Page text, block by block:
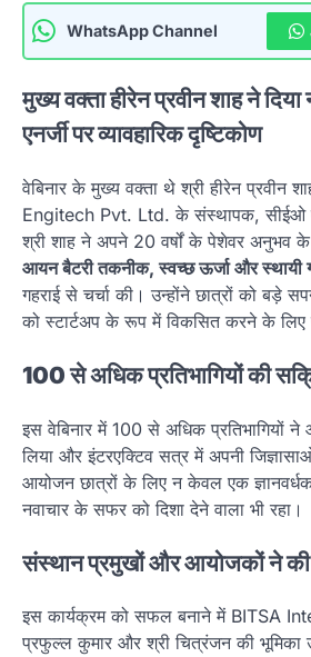
WhatsApp Channel
मुख्य वक्ता हीरेन प्रवीन शाह ने
एनर्जी पर व्यावहारिक दृष्टिकोण
वेबिनार के मुख्य वक्ता थे श्री हीरेन प्रवीन
Engitech Pvt. Ltd. के संस्थापक, सीईओ
श्री शाह ने अपने 20 वर्षों के पेशेवर अनुभव
आयन बैटरी तकनीक, स्वच्छ ऊर्जा और स्थायी
गहराई से चर्चा की। उन्होंने छात्रों को बड़े
को स्टार्टअप के रूप में विकसित करने के लिए
100 से अधिक प्रतिभागियों की
इस वेबिनार में 100 से अधिक प्रतिभागियों
लिया और इंटरएक्टिव सत्र में अपनी
आयोजन छात्रों के लिए न केवल एक
नवाचार के सफर को दिशा देने वाला भी रहा।
संस्थान प्रमुखों और आयोजकों ने की
इस कार्यक्रम को सफल बनाने में BITSA
प्रफुल्ल कुमार और श्री चित्रंजन की भूमिका